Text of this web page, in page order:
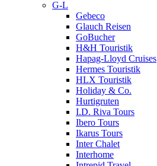
G-L
Gebeco
Glauch Reisen
GoBucher
H&H Touristik
Hapag-Lloyd Cruises
Hermes Touristik
HLX Touristik
Holiday & Co.
Hurtigruten
I.D. Riva Tours
Ibero Tours
Ikarus Tours
Inter Chalet
Interhome